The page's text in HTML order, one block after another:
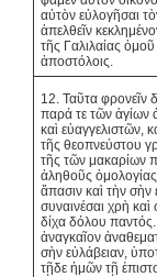
αὐτὸν εὐλογῆσαι
ἀπελθεῖν
τῆς Γαλιλαίας ὁμοῦ
ἀποστόλοις.
12. Ταῦτα φρονεῖν
παρά τε τῶν ἁγίων
καὶ εὐαγγελιστῶν,
τῆς θεοπνεύστου
τῆς τῶν μακαρίων
ἀληθοῦς
ἅπασιν καὶ τὴν σὴν
συναινέσαι χρὴ καὶ
δίχα δόλου παντός.
ἀναγκαῖον
σὴν εὐλάβειαν,
τῇδε ἡμῶν τῇ